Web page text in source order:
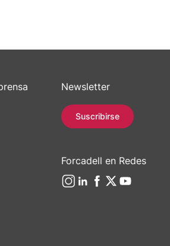
Newsletter
Suscribirse
Forcadell en Redes